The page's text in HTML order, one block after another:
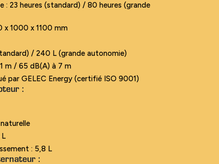
: 23 heures (standard) / 80 heures (grande
x 1000 x 1100 mm
/ 240 L (grande autonomie)
m / 65 dB(A) à 7 m
par GELEC Energy (certifié ISO 9001)
:​
: 5,8 L
: